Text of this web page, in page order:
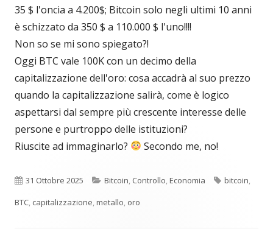
35 $ l'oncia a 4.200$; Bitcoin solo negli ultimi 10 anni
è schizzato da 350 $ a 110.000 $ l'uno!!!!
Non so se mi sono spiegato?!
Oggi BTC vale 100K con un decimo della
capitalizzazione dell'oro: cosa accadrà al suo prezzo
quando la capitalizzazione salirà, come è logico
aspettarsi dal sempre più crescente interesse delle
persone e purtroppo delle istituzioni?
Riuscite ad immaginarlo?
Secondo me, no!
Pubblicato
31 Ottobre 2025 Categorie
Bitcoin Controllo Economia Tag
bitcoin
BTC capitalizzazione metallo oro